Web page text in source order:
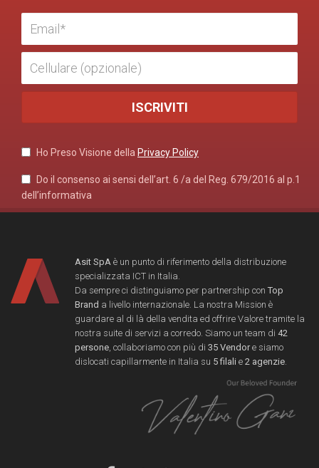
Ho Preso Visione della Privacy Policy
Do il consenso ai sensi dell’art. 6 /a del Reg. 679/2016 al p.1
dell’informativa
Asit SpA è un punto di riferimento della distribuzione
specializzata ICT in Italia.
Da sempre ci distinguiamo per partnership con Top
Brand a livello internazionale. La nostra Mission è
guardare al di là della vendita ed offrire Valore tramite la
nostra suite di servizi a corredo. Siamo un team di 42
persone, collaboriamo con più di 35 Vendore siamo
dislocati capillarmente in Italia su 5 filali e 2 agenzie.